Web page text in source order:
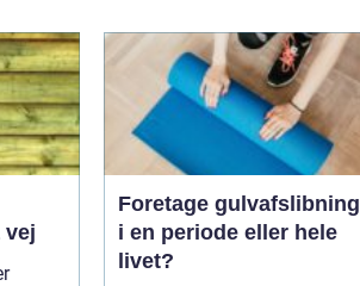
vej
Foretage gulvafslibning
i en periode eller hele
livet?